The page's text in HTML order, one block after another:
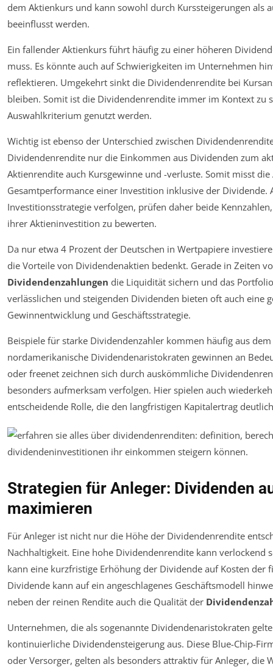
dem Aktienkurs und kann sowohl durch Kurssteigerungen als
beeinflusst werden.
Ein fallender Aktienkurs führt häufig zu einer höheren
muss. Es könnte auch auf Schwierigkeiten im Unternehmen
reflektieren. Umgekehrt sinkt die Dividendenrendite bei
bleiben. Somit ist die Dividendenrendite immer im Kontext zu
Auswahlkriterium genutzt werden.
Wichtig ist ebenso der Unterschied zwischen
Dividendenrendite nur die Einkommen aus Dividenden zum
Aktienrendite auch Kursgewinne und -verluste. Somit misst
Gesamtperformance einer Investition inklusive der Dividende.
Investitionsstrategie verfolgen, prüfen daher beide
ihrer Aktieninvestition zu bewerten.
Da nur etwa 4 Prozent der Deutschen in Wertpapiere
die Vorteile von Dividendenaktien bedenkt. Gerade in Zeiten
Dividendenzahlungen die Liquidität sichern und das
verlässlichen und steigenden Dividenden bieten oft auch eine
Gewinnentwicklung und Geschäftsstrategie.
Beispiele für starke Dividendenzahler kommen häufig aus
nordamerikanische Dividendenaristokraten gewinnen an
oder freenet zeichnen sich durch auskömmliche
besonders aufmerksam verfolgen. Hier spielen auch
entscheidende Rolle, die den langfristigen Kapitalertrag
Strategien für Anleger: Dividenden
maximieren
Für Anleger ist nicht nur die Höhe der Dividendenrendite
Nachhaltigkeit. Eine hohe Dividendenrendite kann verlockend
kann eine kurzfristige Erhöhung der Dividende auf Kosten der
Dividende kann auf ein angeschlagenes Geschäftsmodell
neben der reinen Rendite auch die Qualität der
Unternehmen, die als sogenannte Dividendenaristokraten
kontinuierliche Dividendensteigerung aus. Diese Blue-Chip-
oder Versorger, gelten als besonders attraktiv für Anleger, die